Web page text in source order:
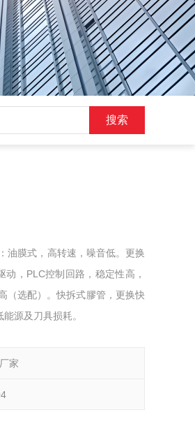
油膜式，高转速，噪音低。更换
，PLC控制回路，稳定性高，
（选配）。快拆式膠管，更换快
源及刀具损耗。
家